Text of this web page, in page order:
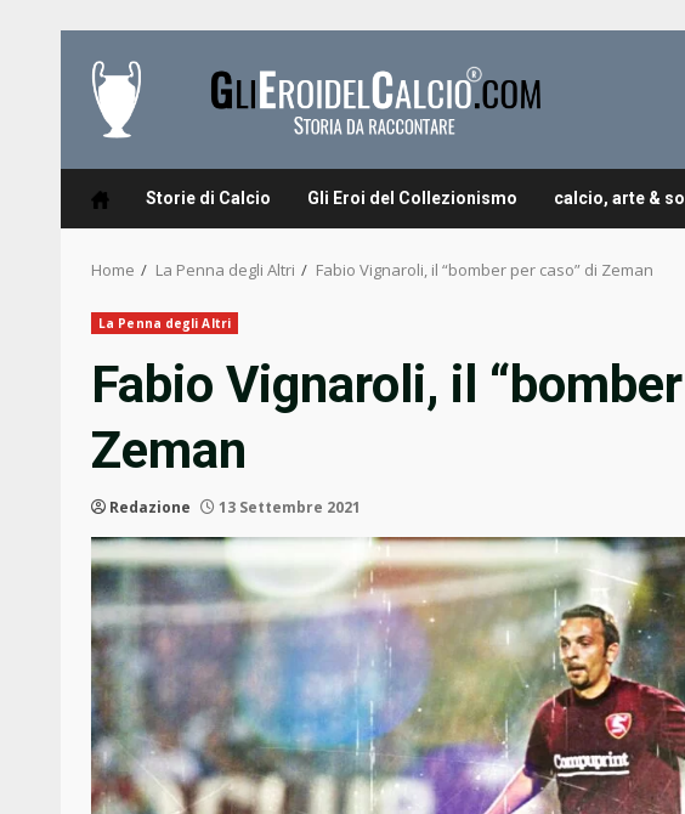
content
Storie di Calcio Gli Eroi del Collezionismo calcio, arte &
Home La Penna degli Altri Fabio Vignaroli, il “bomber per caso” di Zeman
La Penna degli Altri
Fabio Vignaroli, il
Zeman
Redazione 13 Settembre 2021